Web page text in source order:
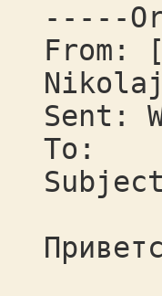
-----
From:
Sent:
To: